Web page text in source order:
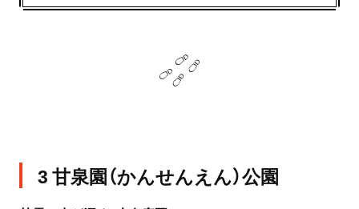
3 甘泉園（かんせんえん）公園